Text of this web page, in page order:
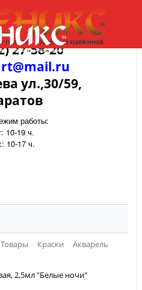
27-58-20
ул.,30/59,
работы:
10-19 ч.
10-17 ч.
Товары Краски
Акварель
2,5мл "Белые ночи"